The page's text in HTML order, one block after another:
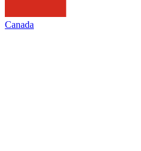
Canada